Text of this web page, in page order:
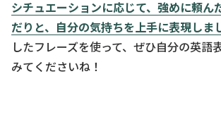
シチュエーションに応じて、強めに頼ん
だりと、自分の気持ちを上手に表現しま
したフレーズを使って、ぜひ自分の英語
みてくださいね！